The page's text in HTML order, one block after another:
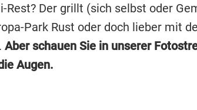
Rest? Der grillt (sich selbst oder
Park Rust oder doch lieber mit
Aber schauen Sie in unserer
Augen.